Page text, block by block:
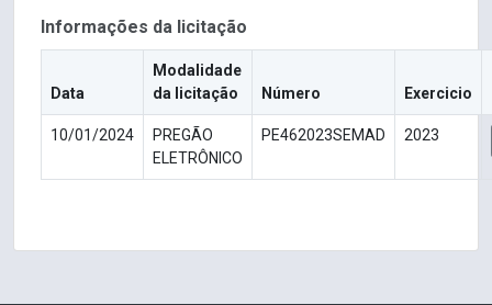
Informações da licitação
Data
Modalidade
da licitação
Número Exercicio
10/01/2024
PREGÃO
ELETRÔNICO
PE462023SEMAD 2023